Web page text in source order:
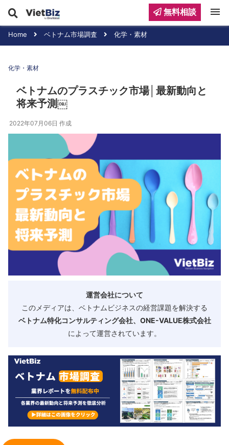
Home ベトナム市場調査 化学・素材
化学・素材
ベトナムのプラスチック市場│最新動向と
将来予測￼
2022年07月06日 作成
運営会社について
このメディアは、ベトナムビジネスの経営課題を解決する
ベトナム特化コンサルティング会社、ONE-VALUE株式会社
によって運営されています。
無料相談 menu